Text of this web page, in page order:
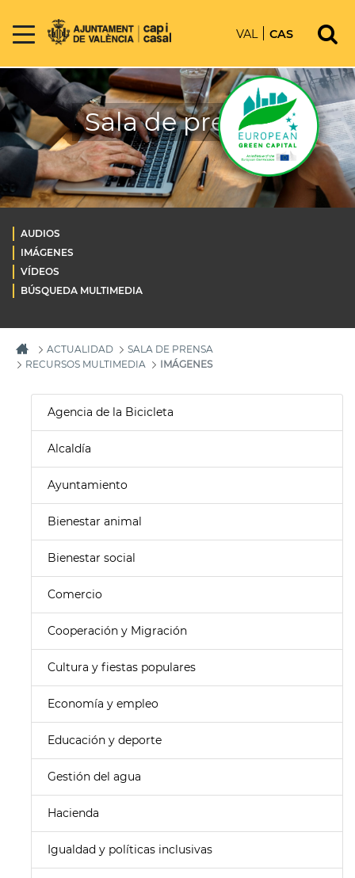
VAL CAS
Sala de prensa
AUDIOS
IMÁGENES
VÍDEOS
BÚSQUEDA MULTIMEDIA
ACTUALIDAD
SALA DE PRENSA
RECURSOS MULTIMEDIA
IMÁGENES
Agencia de la Bicicleta
Alcaldía
Ayuntamiento
Bienestar animal
Bienestar social
Comercio
Cooperación y Migración
Cultura y fiestas populares
Economía y empleo
Educación y deporte
Gestión del agua
Hacienda
Igualdad y políticas inclusivas